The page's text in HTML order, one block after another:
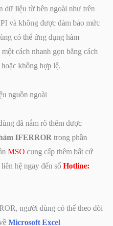
dữ liệu từ bên ngoài như trên
và không được đảm bảo mức
có thể ứng dụng hàm
cách nhanh gọn bằng cách
không hợp lệ.
đã nắm rõ thêm được
IFERROR trong phần
MSO cung cấp thêm bất cứ
hệ ngay đến số Hotline:
người dùng có thể theo dõi
Microsoft Excel